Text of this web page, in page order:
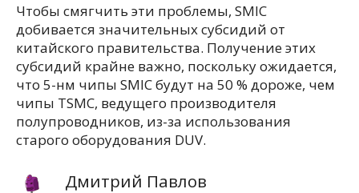
Чтобы смягчить эти проблемы, SMIC
добивается значительных субсидий от
китайского правительства. Получение этих
субсидий крайне важно, поскольку ожидается,
что 5-нм чипы SMIC будут на 50 % дороже, чем
чипы TSMC, ведущего производителя
полупроводников, из-за использования
старого оборудования DUV.
Дмитрий Павлов